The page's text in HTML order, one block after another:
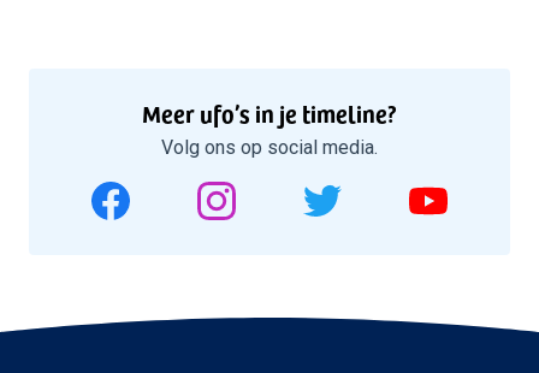
Meer ufo’s in je timeline?
Volg ons op social media.